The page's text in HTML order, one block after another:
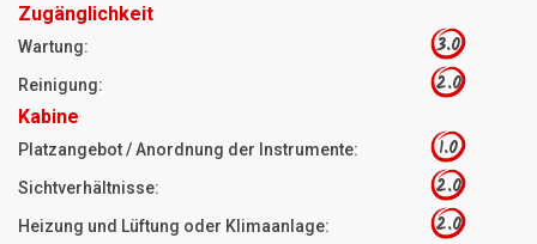
Zugänglichkeit
Wartung: 3.0
Reinigung: 2.0
Kabine
Platzangebot / Anordnung der Instrumente: 1.0
Sichtverhältnisse: 2.0
Heizung und Lüftung oder Klimaanlage: 2.0